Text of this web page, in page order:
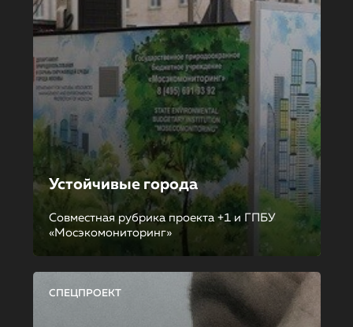
Устойчивые города
Совместная рубрика проекта +1 и ГПБУ
«Мосэкомониторинг»
СПЕЦПРОЕКТ